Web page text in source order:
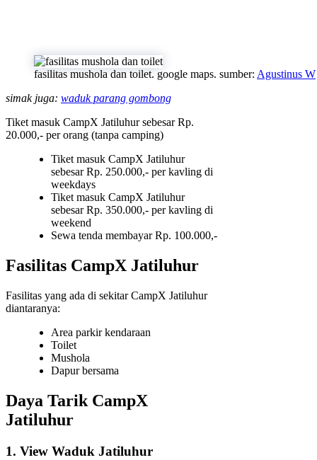
fasilitas mushola dan toilet. google maps. sumber: Agustinus W
simak juga: waduk parang gombong
Tiket masuk CampX Jatiluhur sebesar Rp.
20.000,- per orang (tanpa camping)
Tiket masuk CampX Jatiluhur
sebesar Rp. 250.000,- per kavling di
weekdays
Tiket masuk CampX Jatiluhur
sebesar Rp. 350.000,- per kavling di
weekend
Sewa tenda membayar Rp. 100.000,-
Fasilitas CampX Jatiluhur
Fasilitas yang ada di sekitar CampX Jatiluhur
diantaranya:
Area parkir kendaraan
Toilet
Mushola
Dapur bersama
Daya Tarik CampX
Jatiluhur
1. View Waduk Jatiluhur